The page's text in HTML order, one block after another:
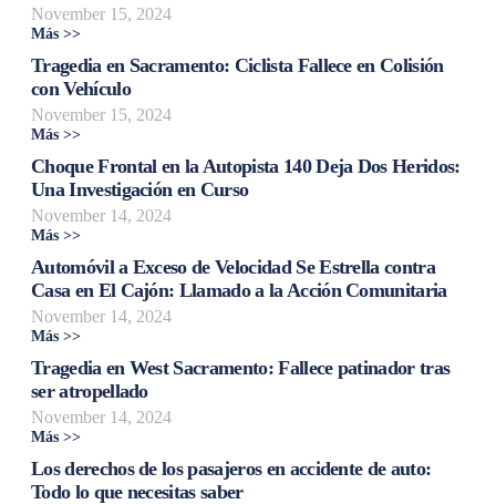
November 15, 2024
Más >>
Tragedia en Sacramento: Ciclista Fallece en Colisión
con Vehículo
November 15, 2024
Más >>
Choque Frontal en la Autopista 140 Deja Dos Heridos:
Una Investigación en Curso
November 14, 2024
Más >>
Automóvil a Exceso de Velocidad Se Estrella contra
Casa en El Cajón: Llamado a la Acción Comunitaria
November 14, 2024
Más >>
Tragedia en West Sacramento: Fallece patinador tras
ser atropellado
November 14, 2024
Más >>
Los derechos de los pasajeros en accidente de auto:
Todo lo que necesitas saber